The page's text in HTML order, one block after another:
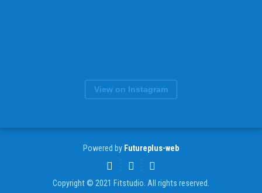
View on Instagram
Powered by Futureplus-web
Copyright © 2021 Fitstudio. All rights reserved.